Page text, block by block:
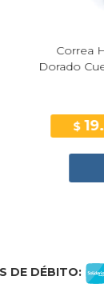
20mm
DE DÉBITO: